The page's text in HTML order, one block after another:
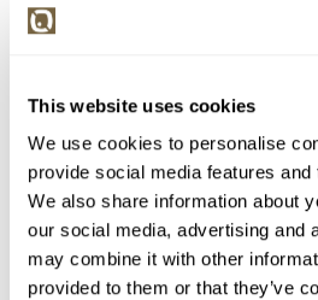
This website uses cookies
We use cookies to personalise
provide social media features
We also share information about
our social media, advertising and
may combine it with other
provided to them or that they’ve
Karel Jan Sigmund
146649. Zimní krajina
Dražba ukončena:
Vyvolávací cena:
vydraženo za: